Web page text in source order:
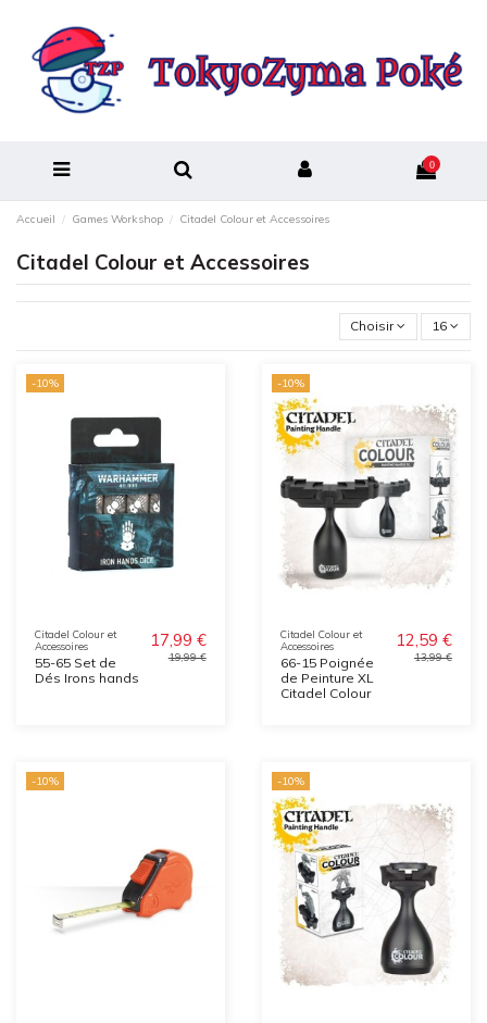
0
Accueil Games Workshop Citadel Colour et Accessoires
Citadel Colour et Accessoires
Choisir 16
-10%
Citadel Colour et
Accessoires
55-65 Set de
Dés Irons hands
17,99 €
19,99 €
-10%
Citadel Colour et
Accessoires
66-15 Poignée
de Peinture XL
Citadel Colour
12,59 €
13,99 €
-10% -10%